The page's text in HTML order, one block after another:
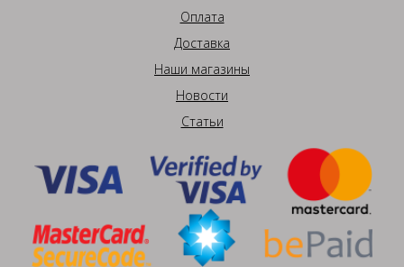
Оплата
Доставка
Наши магазины
Новости
Статьи